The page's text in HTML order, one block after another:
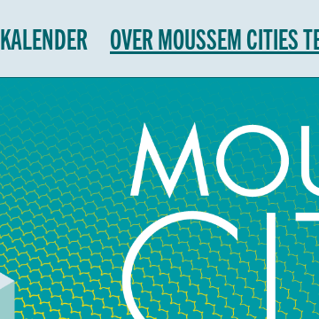
KALENDER OVER MOUSSEM CITIES